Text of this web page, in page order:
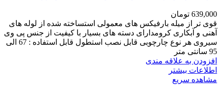
639,000 تومان
قوی تر از میله بارفیکس های معمولی استساخته شده از لوله های
آهنی و آبکاری کرومدارای دسته های بسیار با کیفیت از جنس پی وی
سیروی هر نوع چارچوبی قابل نصب استطول قابل استفاده : 67 الی
95 سانتی متر
افزودن به علاقه مندی
اطلاعات بیشتر
مشاهده سریع